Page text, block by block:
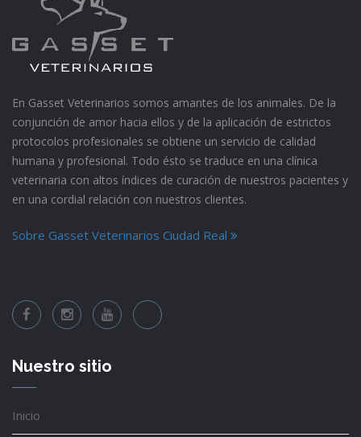
En Gasset Veterinarios somos amantes de los animales. De la
conjunción de amor hacia ellos y de la aplicación de estrictos
protocolos profesionales se obtiene un servicio de calidad
humana y profesional. Todo ésto se traduce en una clínica
veterinaria con altos índices de curación de nuestros pacientes y
en una cordial relación con nuestros clientes.
Sobre Gasset Veterinarios Ciudad Real
Nuestro sitio
Inicio